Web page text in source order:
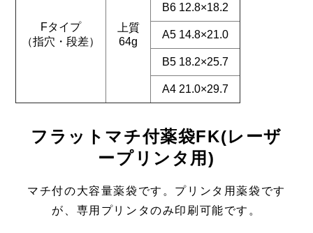
Fタイプ
（指穴・段差）
上質
64g
B6 12.8×18.2
A5 14.8×21.0
B5 18.2×25.7
A4 21.0×29.7
フラットマチ付薬袋FK(レーザ
ープリンタ用)
マチ付の大容量薬袋です。プリンタ用薬袋です
が、専用プリンタのみ印刷可能です。